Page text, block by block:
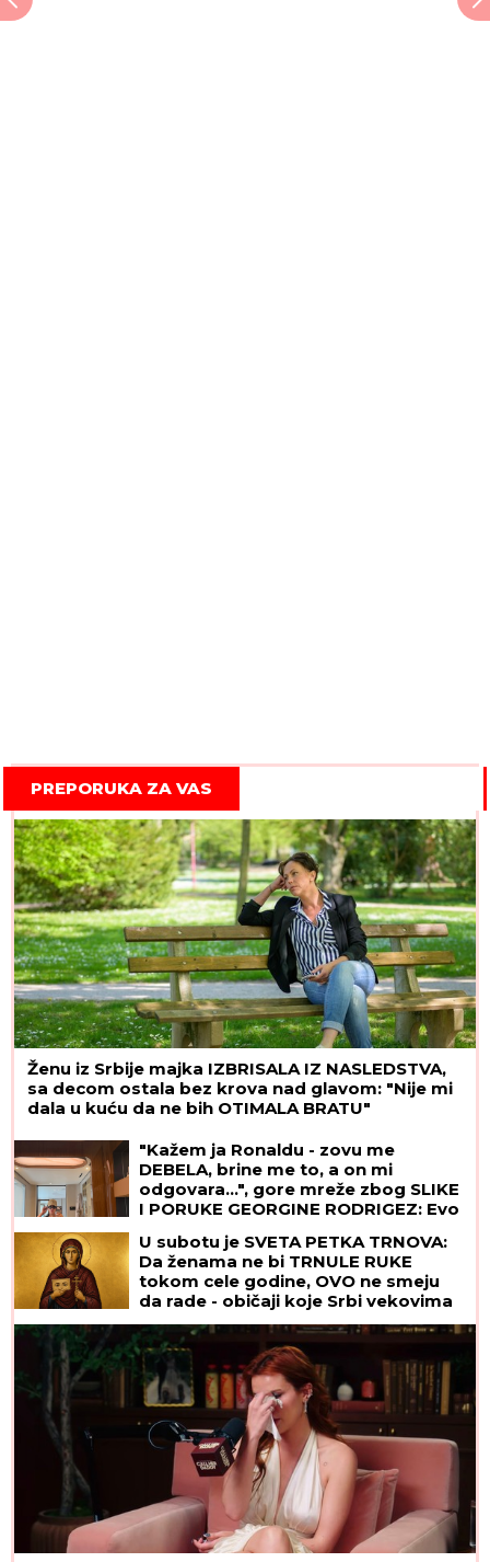
PREPORUKA ZA VAS
Ženu iz Srbije majka IZBRISALA IZ NASLEDSTVA,
sa decom ostala bez krova nad glavom: "Nije mi
dala u kuću da ne bih OTIMALA BRATU"
"Kažem ja Ronaldu - zovu me
DEBELA, brine me to, a on mi
odgovara...", gore mreže zbog SLIKE
I PORUKE GEORGINE RODRIGEZ: Evo
Mesijeva žena i Penelope Kruz je
javno podržale
U subotu je SVETA PETKA TRNOVA:
Da ženama ne bi TRNULE RUKE
tokom cele godine, OVO ne smeju
da rade - običaji koje Srbi vekovima
poštuju